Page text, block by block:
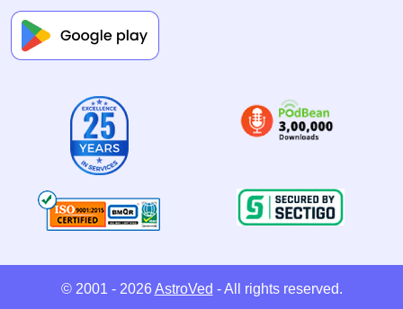
© 2001 - 2026 AstroVed - All rights reserved.